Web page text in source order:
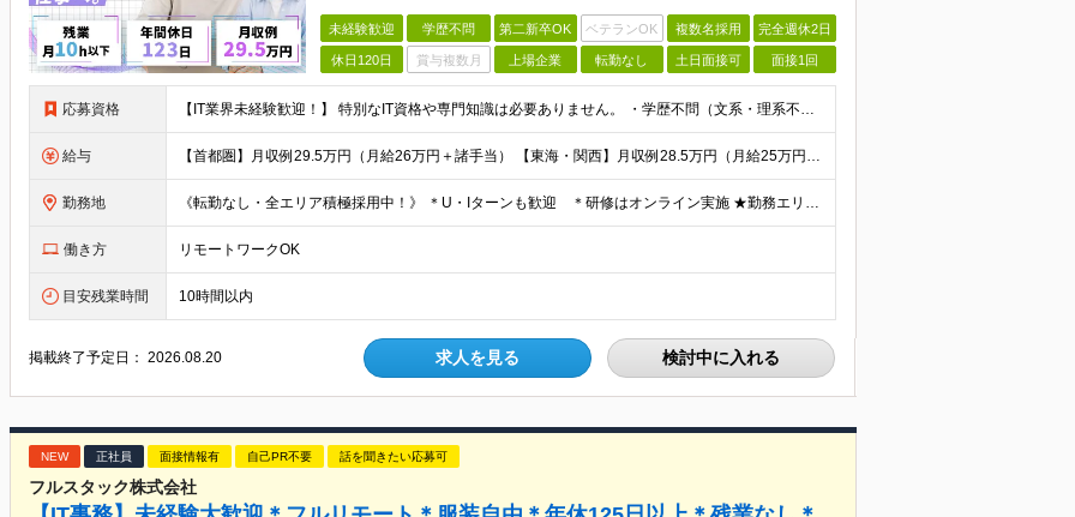
未経験歓迎 学歴不問 第二新卒OK ベテランOK 複数名採用 完全週休2日
休日120日 賞与複数月 上場企業 転勤なし 土日面接可 面接1回
応募資格 【IT業界未経験歓迎！】 特別なIT資格や専門知識は必要ありません。 ・学歴不問（文系・理系不問） ・第二新卒、既卒の方も歓迎 ・20代を中心に幅広い年代が活躍中 ・基本的なPC操作ができる方 ・タ
給与 【首都圏】月収例29.5万円（月給26万円＋諸手当） 【東海・関西】月収例28.5万円（月給25万円＋諸手当） 【九州】月収例26万円（月給23万円＋諸手当） ※経験・スキル・前職給与を踏まえ、総合
勤務地 《転勤なし・全エリア積極採用中！》 ＊U・Iターンも歓迎 ＊研修はオンライン実施 ★勤務エリアは下記よりお選びいただけます★ 【首都圏】東京・神奈川・千葉・埼玉 【東海】愛知 【関西】大阪、京都、兵庫
働き方 リモートワークOK
目安残業時間 10時間以内
掲載終了予定日：2026.08.20 求人を見る 検討中に入れる
NEW 正社員 面接情報有 自己PR不要 話を聞きたい応募可
フルスタック株式会社